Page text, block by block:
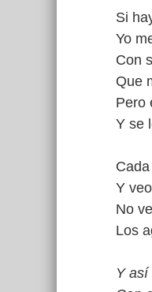
Si
Yo
Con
Que
Pero
Y se
Y
No
Los
Y así